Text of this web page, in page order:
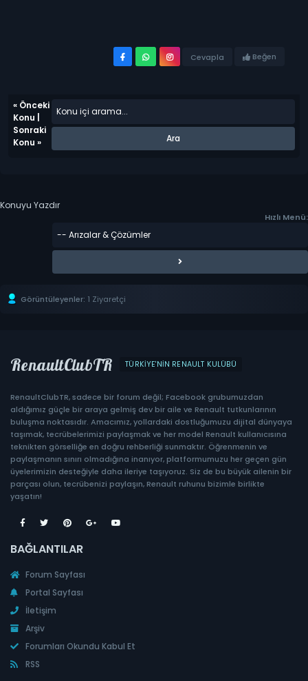
Cevapla Beğen
« Önceki
Konu
Sonraki
Konu »
Konuyu Yazdır
Hızlı Menü:
Görüntüleyenler: 1 Ziyaretçi
RenaultClubTR TÜRKIYE'NIN RENAULT KULÜBÜ
RenaultClubTR, sadece bir forum değil; Facebook grubumuzdan
aldığımız güçle bir araya gelmiş dev bir aile ve Renault tutkunlarının
buluşma noktasıdır. Amacımız, yollardaki dostluğumuzu dijital dünyaya
taşımak, tecrübelerimizi paylaşmak ve her model Renault kullanıcısına
teknikten görselliğe en doğru rehberliği sunmaktır. Öğrenmenin ve
paylaşmanın sınırı olmadığına inanıyor, platformumuzu her geçen gün
üyelerimizin desteğiyle daha ileriye taşıyoruz. Siz de bu büyük ailenin bir
parçası olun, tecrübenizi paylaşın, Renault ruhunu bizimle birlikte
yaşatın!
BAĞLANTILAR
Forum Sayfası
Portal Sayfası
İletişim
Arşiv
Forumları Okundu Kabul Et
RSS